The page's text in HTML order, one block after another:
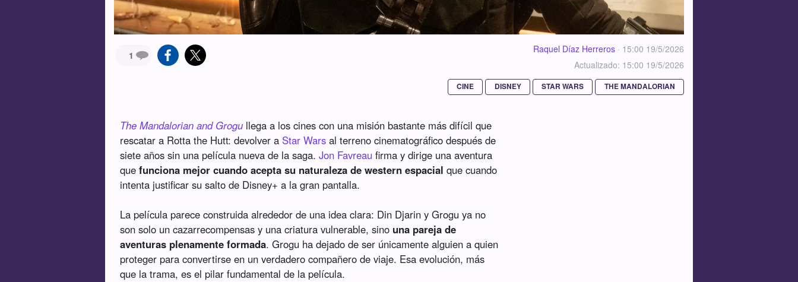
1
Raquel Díaz Herreros · 15:00 19/5/2026
Actualizado: 15:00 19/5/2026
CINE DISNEY STAR WARS THE MANDALORIAN
The Mandalorian and Grogu llega a los cines con una misión bastante más difícil que
rescatar a Rotta the Hutt: devolver a Star Wars al terreno cinematográfico después de
siete años sin una película nueva de la saga.Jon Favreau firma y dirige una aventura
quefunciona mejor cuando acepta su naturaleza de western espacial que cuando
intenta justificar su salto de Disney+ a la gran pantalla.
La película parece construida alrededor de una idea clara: Din Djarin y Grogu ya no
son solo un cazarrecompensas y una criatura vulnerable, sino una pareja de
aventuras plenamente formada. Grogu ha dejado de ser únicamente alguien a quien
proteger para convertirse en un verdadero compañero de viaje. Esa evolución, más
que la trama, es el pilar fundamental de la película.